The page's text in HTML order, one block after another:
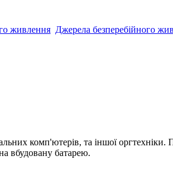
живлення Джерела безперебійного
комп'ютерів, та іншої
вбудовану батарею.